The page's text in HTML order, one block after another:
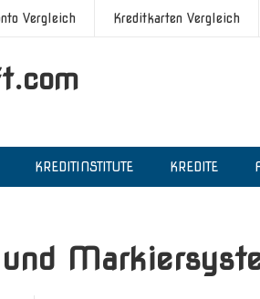
Vergleich Kreditkarten Vergleich
KREDITINSTITUTE KREDITE